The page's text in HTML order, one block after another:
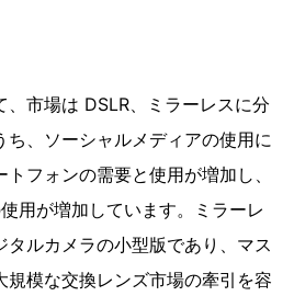
、市場は DSLR、ミラーレスに分
、ソーシャルメディアの使用に
フォンの需要と使用が増加し、
用が増加しています。ミラーレ
タルカメラの小型版であり、マス
規模な交換レンズ市場の牽引を容